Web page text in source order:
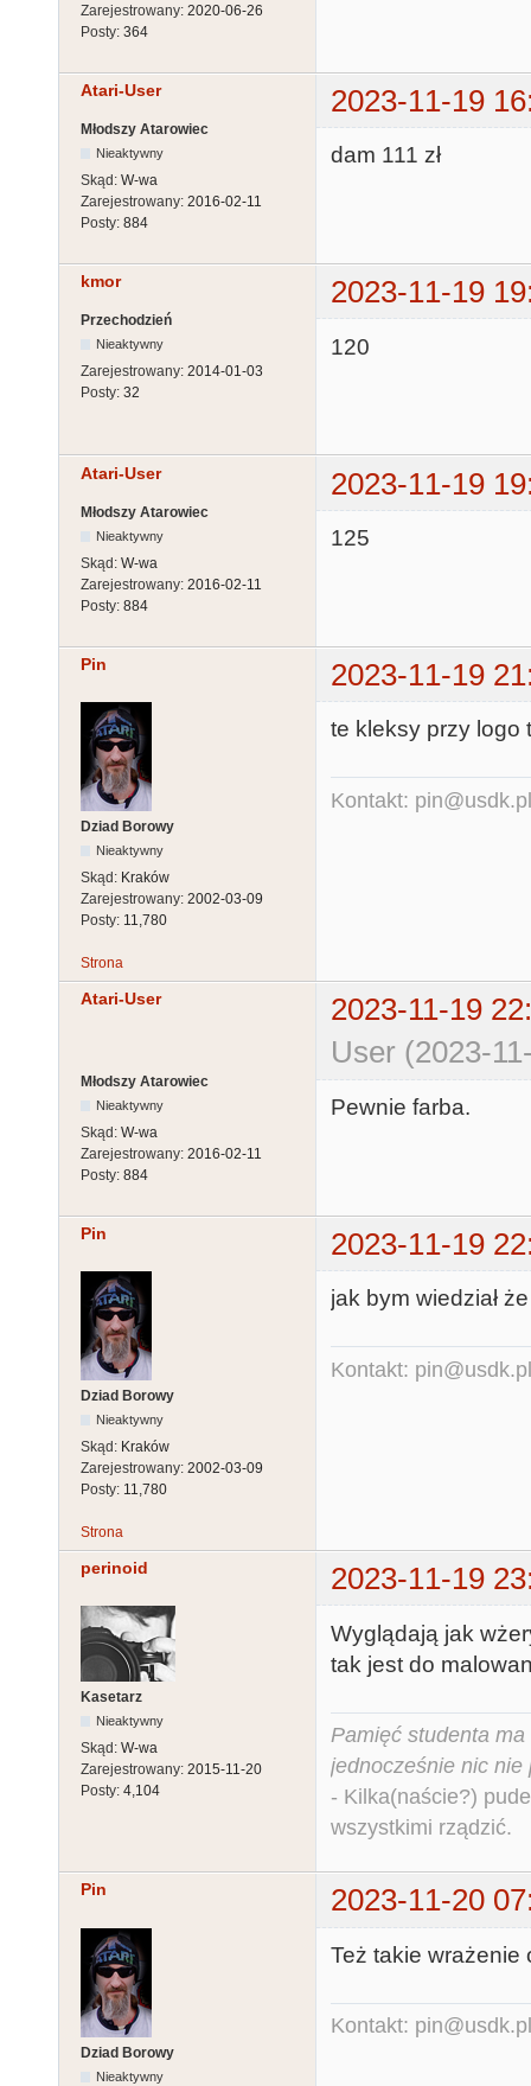
Zarejestrowany: 2020-06-26
Posty: 364
Atari-User 2023-11-19
Młodszy Atarowiec
Nieaktywny
Skąd: W-wa
Zarejestrowany: 2016-02-11
Posty: 884
dam 111 zł
kmor 2023-11-19
Przechodzień
Nieaktywny
Zarejestrowany: 2014-01-03
Posty: 32
120
Atari-User 2023-11-19
Młodszy Atarowiec
Nieaktywny
Skąd: W-wa
Zarejestrowany: 2016-02-11
Posty: 884
125
Pin 2023-11-19
Dziad Borowy
Nieaktywny
Skąd: Kraków
Zarejestrowany: 2002-03-09
Posty: 11,780
te kleksy przy logo
Kontakt: pin@usdk.pl
Strona
Atari-User
2023-11-19
User (2023-
Młodszy Atarowiec
Nieaktywny
Skąd: W-wa
Zarejestrowany: 2016-02-11
Posty: 884
Pewnie farba.
Pin 2023-11-19
Dziad Borowy
Nieaktywny
Skąd: Kraków
Zarejestrowany: 2002-03-09
Posty: 11,780
jak bym wiedział
Kontakt: pin@usdk.pl
Strona
perinoid 2023-11-19
Kasetarz
Nieaktywny
Skąd: W-wa
Zarejestrowany: 2015-11-20
Posty: 4,104
Wyglądają jak
tak jest do
Pamięć studenta
jednocześnie nic nie
- Kilka(naście?)
wszystkimi rządzić.
Pin 2023-11-20
Dziad Borowy
Nieaktywny
Też takie wrażenie
Kontakt: pin@usdk.pl